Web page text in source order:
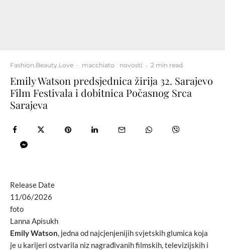
Fashion.Beauty.Love · macchiato novosti · 2 min read
Emily Watson predsjednica žirija 32. Sarajevo
Film Festivala i dobitnica Počasnog Srca
Sarajeva
Release Date
11/06/2026
foto
Lanna Apisukh
Emily Watson, jedna od najcjenjenijih svjetskih glumica koja
je u karijeri ostvarila niz nagrađivanih filmskih, televizijskih i